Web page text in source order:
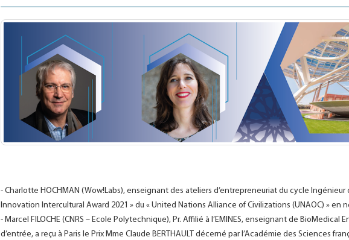
- Charlotte HOCHMAN (Wow!Labs), enseignant des ateliers d’entrepreneuriat du cycle Ingénieur
Innovation Intercultural Award 2021 » du « United Nations Alliance of Civilizations (UNAOC) » en
- Marcel FILOCHE (CNRS – Ecole Polytechnique), Pr. Affilié à l’EMINES, enseignant de
d’entrée, a reçu à Paris le Prix Mme Claude BERTHAULT décerné par l’Académie des Sciences